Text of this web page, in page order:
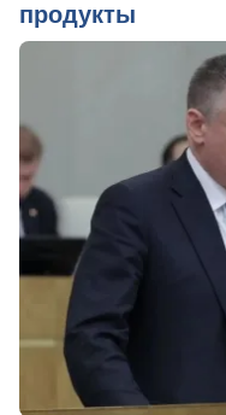
продукты